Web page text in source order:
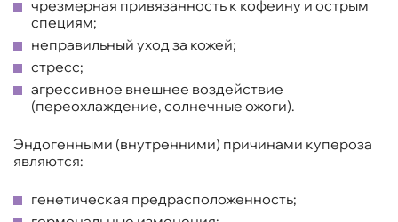
чрезмерная привязанность к кофеину и острым
специям;
неправильный уход за кожей;
стресс;
агрессивное внешнее воздействие
(переохлаждение, солнечные ожоги).
Эндогенными (внутренними) причинами купероза
являются:
генетическая предрасположенность;